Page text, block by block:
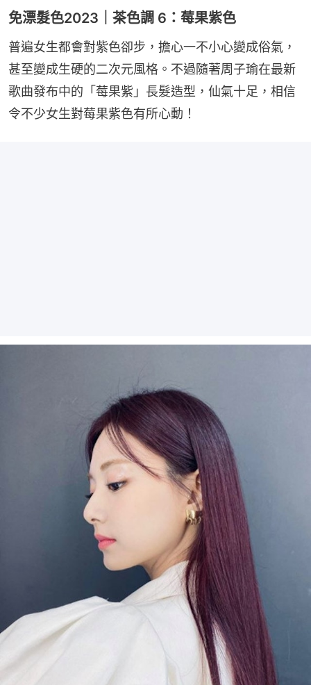
免漂髮色2023｜茶色調 6：莓果紫色
普遍女生都會對紫色卻步，擔心一不小心變成俗氣，
甚至變成生硬的二次元風格。不過隨著周子瑜在最新
歌曲發布中的「莓果紫」長髮造型，仙氣十足，相信
令不少女生對莓果紫色有所心動！